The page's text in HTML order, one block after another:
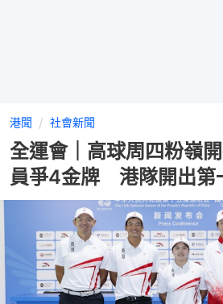
港聞 社會新聞
全運會｜高球周四粉嶺
員爭4金牌 港隊開出第